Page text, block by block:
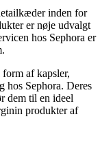
inden for
er nøje udvalgt
hos Sephora er
af kapsler,
hos Sephora. Deres
dem til en ideel
produkter af